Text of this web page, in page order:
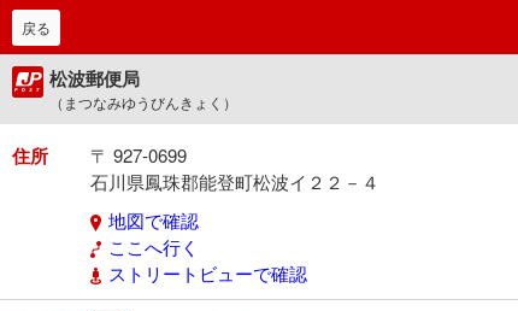
戻る
松波郵便局
（まつなみゆうびんきょく）
住所
〒 927-0699
石川県鳳珠郡能登町松波イ２２－４
地図で確認
ここへ行く
ストリートビューで確認